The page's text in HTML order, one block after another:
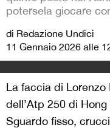
potersela giocare
di Redazione Undici
11 Gennaio 2026 alle
La faccia di
dell’Atp 250 di
Sguardo fisso,